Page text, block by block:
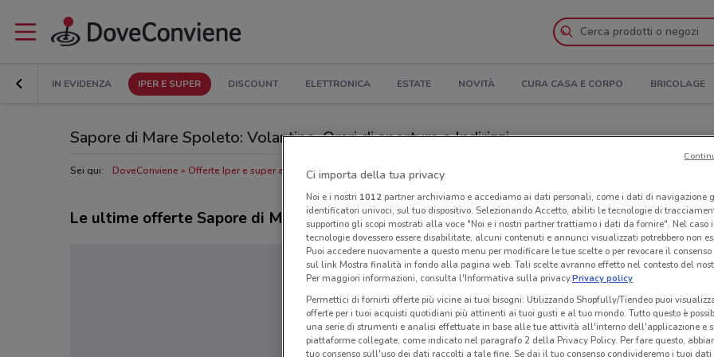
IN EVIDENZA IPER E SUPER DISCOUNT ELETTRONICA ESTATE NOVITÀ CURA CASA E CORPO BRICOLAGE
Sapore di Mare Spoleto: Volantino, Orari di apertura e Indirizzi
Sei qui: DoveConviene Offerte Iper e super a Spoleto Negozi Sapore di Mare a Spoleto
Le ultime offerte Sapore di Mare
Ci importa della tua privacy
Noi e i nostri 1012partner archiviamo e accediamo ai dati personali, come i dati di navigazione
identificatori univoci, sul tuo dispositivo. Selezionando Accetto, abiliti le tecnologie di
supportino gli scopi mostrati alla voce "Noi e i nostri partner trattiamo i dati da fornire". Nel caso
tecnologie dovessero essere disabilitate, alcuni contenuti e annunci visualizzati potrebbero non
Puoi accedere nuovamente a questo menu per modificare le tue scelte o per revocare il
sul link Mostra finalità in fondo alla pagina web. Tali scelte avranno effetto nel contesto del
Per maggiori informazioni, consulta l'Informativa sulla privacy.Privacy policy
Permettici di fornirti offerte più vicine ai tuoi bisogni: Utilizzando Shopfully/Tiendeo puoi
offerte per i tuoi acquisti quotidiani più attinenti ai tuoi gusti e al tuo mondo. Tutto questo è
una serie di strumenti e analisi effettuate in base alle tue attività all'interno dell'applicazione e
piattaforme collegate, come indicato nel paragrafo 2 della Privacy Policy. Per fare questo,
tuo consenso sull'uso dei dati raccolti a tale fine. Se dai il tuo consenso condivideremo i tuoi dati